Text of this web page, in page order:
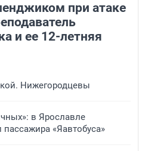
при атаке
и ее 12-летняя
Нижегородцевы
в Ярославле
«Яавтобуса»